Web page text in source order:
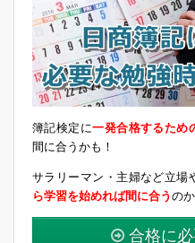
簿記検定に一発合格するため
間に合うかも！
サラリーマン・主婦など立場
ら学習を始めれば間に合う の
合格に